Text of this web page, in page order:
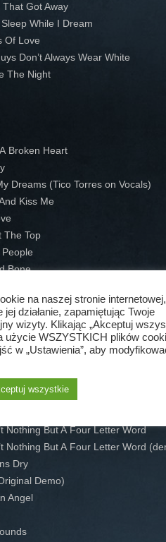
Got Away
While I Dream
Of Love
Don’t Always Wear White
The Night
Broken Heart
Dreams (Tico Torres on Vocals)
Kiss Me
The Top
Bone
Have Your Love (Richie Sambora on
Lives In Me (David Bryan on
Of A Good Thing
Nothing But A Four Letter Word
Nothing But A Four Letter Word
Dry
Demo)
Angel
na naszej stronie
działanie, zapamiętując Twoje
wizyty. Klikając „Akceptuj
użycie WSZYSTKICH plików
w „Ustawienia”, aby
wszystkie